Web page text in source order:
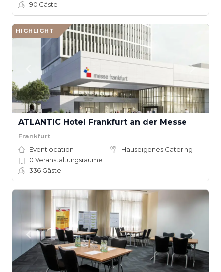
90 Gäste
HIGHLIGHT
ATLANTIC Hotel Frankfurt an der Messe
Frankfurt
Eventlocation
Hauseigenes Catering
0 Veranstaltungsräume
336 Gäste